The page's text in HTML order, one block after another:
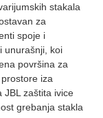
stakala
za
spoje i
unurašnji, koi
površina za
iza
JBL zaštita ivice
grebanja stakla